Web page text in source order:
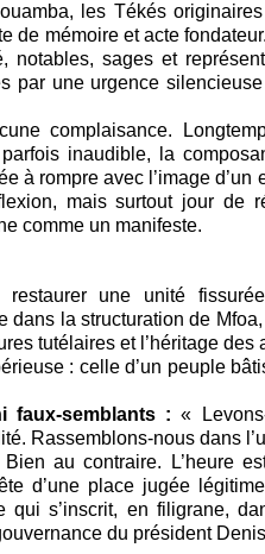
les Tékés
de mémoire et acte
notables, sages et
par une urgence
complaisance.
inaudible, la
à rompre avec l’image d’un
mais surtout jour de
comme un manifeste.
une unité
dans la structuration de
tutélaires et l’héritage des
: celle d’un peuple
faux-semblants : «
Rassemblons-nous dans
au contraire. L’heure
d’une place jugée
qui s’inscrit, en filigrane,
du président